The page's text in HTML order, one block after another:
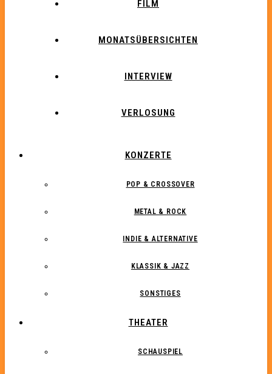
FILM
MONATSÜBERSICHTEN
INTERVIEW
VERLOSUNG
KONZERTE
POP & CROSSOVER
METAL & ROCK
INDIE & ALTERNATIVE
KLASSIK & JAZZ
SONSTIGES
THEATER
SCHAUSPIEL